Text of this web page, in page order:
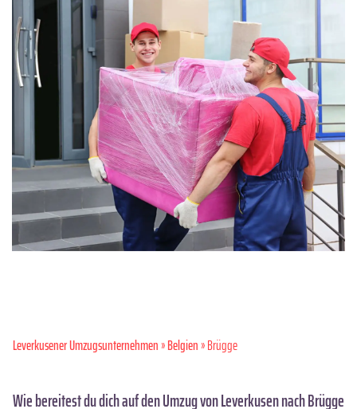
Leverkusener Umzugsunternehmen»Belgien» Brügge
Wie bereitest du dich auf den Umzug von Leverkusen nach Brügge